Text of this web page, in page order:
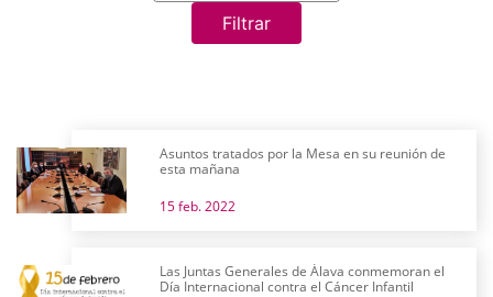
Filtrar
Asuntos tratados por la Mesa en su reunión de
esta mañana
15 feb. 2022
Las Juntas Generales de Álava conmemoran el
Día Internacional contra el Cáncer Infantil